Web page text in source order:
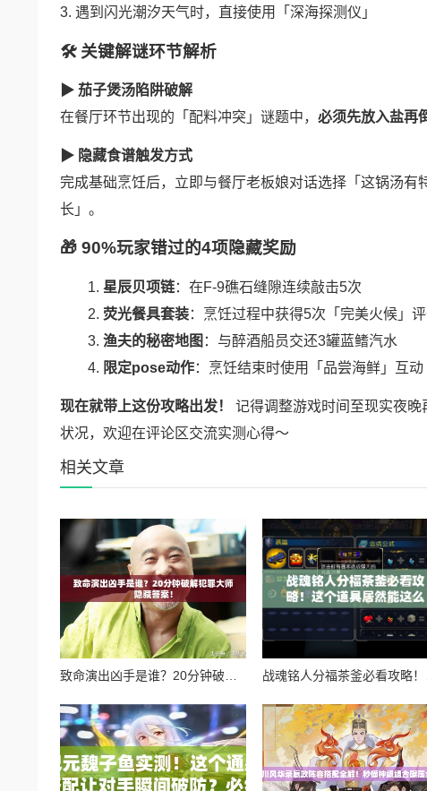
3. 遇到闪光潮汐天气时，直接使用「深海探测仪」
🛠 关键解谜环节解析
▶ 茄子煲汤陷阱破解
在餐厅环节出现的「配料冲突」谜题中， 必须先放入盐再
▶ 隐藏食谱触发方式
完成基础烹饪后，立即与餐厅老板娘对话选择「这锅汤
长」。
🎁 90%玩家错过的4项隐藏奖励
星辰贝项链：在F-9礁石缝隙连续敲击5次
荧光餐具套装：烹饪过程中获得5次「完美火候」
渔夫的秘密地图 ：与醉酒船员交还3罐蓝鳍汽水
限定pose动作：烹饪结束时使用「品尝海鲜」互动
现在就带上这份攻略出发！
记得调整游戏时间至现实夜
状况，欢迎在评论区交流实测心得～
相关文章